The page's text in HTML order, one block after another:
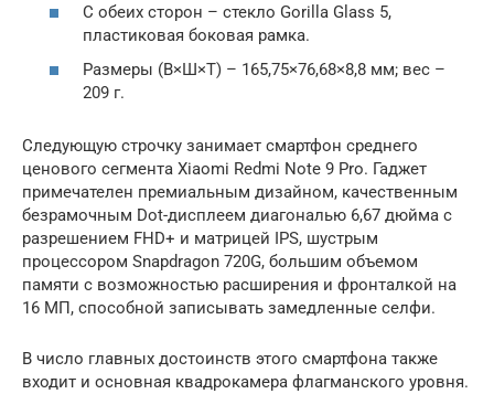
С обеих сторон – стекло Gorilla Glass 5,
пластиковая боковая рамка.
Размеры (В×Ш×Т) – 165,75×76,68×8,8 мм; вес –
209 г.
Следующую строчку занимает смартфон среднего
ценового сегмента Xiaomi Redmi Note 9 Pro. Гаджет
примечателен премиальным дизайном, качественным
безрамочным Dot-дисплеем диагональю 6,67 дюйма с
разрешением FHD+ и матрицей IPS, шустрым
процессором Snapdragon 720G, большим объемом
памяти с возможностью расширения и фронталкой на
16 МП, способной записывать замедленные селфи.
В число главных достоинств этого смартфона также
входит и основная квадрокамера флагманского уровня.